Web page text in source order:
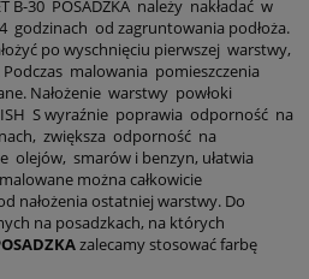
B-30 POSADZKA należy nakładać w
od zagruntowania podłoża.
po wyschnięciu pierwszej warstwy,
malowania pomieszczenia
Nałożenie warstwy powłoki
S wyraźnie poprawia odporność na
zwiększa odporność na
olejów, smarów i benzyn, ułatwia
można całkowicie
nałożenia ostatniej warstwy. Do
na posadzkach, na których
zalecamy stosować farbę
P.W. “ART-BUD” z siedzibą w
28, na podany przeze mnie adres